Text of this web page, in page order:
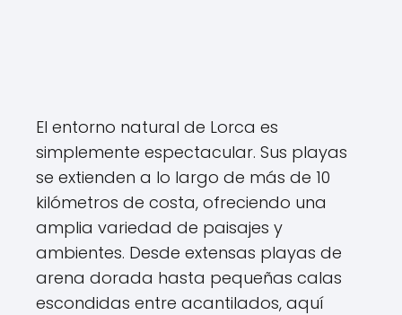
El entorno natural de Lorca es
simplemente espectacular. Sus playas
se extienden a lo largo de más de 10
kilómetros de costa, ofreciendo una
amplia variedad de paisajes y
ambientes. Desde extensas playas de
arena dorada hasta pequeñas calas
escondidas entre acantilados, aquí